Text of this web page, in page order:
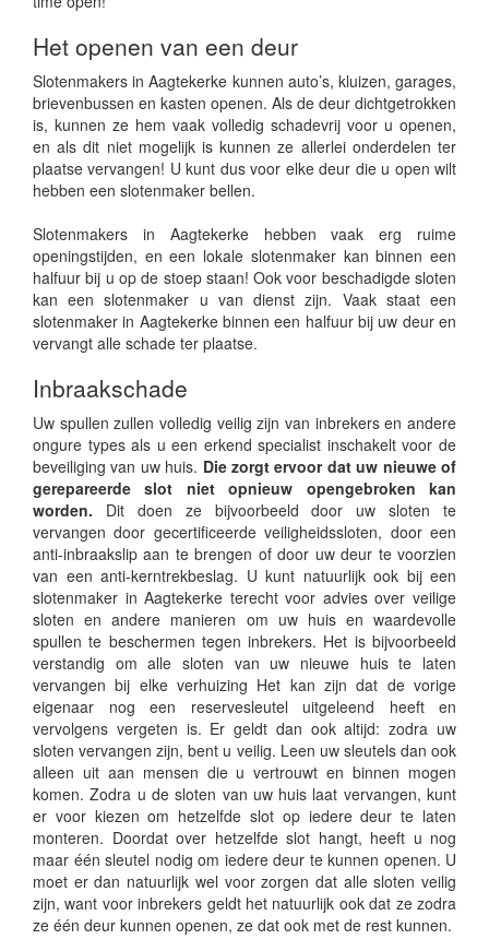
Het openen van een deur
Slotenmakers in Aagtekerke kunnen auto’s, kluizen, garages,
brievenbussen en kasten openen. Als de deur dichtgetrokken
is, kunnen ze hem vaak volledig schadevrij voor u openen,
en als dit niet mogelijk is kunnen ze allerlei onderdelen ter
plaatse vervangen! U kunt dus voor elke deur die u open wilt
hebben een slotenmaker bellen.
Slotenmakers in Aagtekerke hebben vaak erg ruime
openingstijden, en een lokale slotenmaker kan binnen een
halfuur bij u op de stoep staan! Ook voor beschadigde sloten
kan een slotenmaker u van dienst zijn. Vaak staat een
slotenmaker in Aagtekerke binnen een halfuur bij uw deur en
vervangt alle schade ter plaatse.
Inbraakschade
Uw spullen zullen volledig veilig zijn van inbrekers en andere
ongure types als u een erkend specialist inschakelt voor de
beveiliging van uw huis. Die zorgt ervoor dat uw nieuwe of
gerepareerde slot niet opnieuw opengebroken kan
worden. Dit doen ze bijvoorbeeld door uw sloten te
vervangen door gecertificeerde veiligheidssloten, door een
anti-inbraakslip aan te brengen of door uw deur te voorzien
van een anti-kerntrekbeslag. U kunt natuurlijk ook bij een
slotenmaker in Aagtekerke terecht voor advies over veilige
sloten en andere manieren om uw huis en waardevolle
spullen te beschermen tegen inbrekers. Het is bijvoorbeeld
verstandig om alle sloten van uw nieuwe huis te laten
vervangen bij elke verhuizing Het kan zijn dat de vorige
eigenaar nog een reservesleutel uitgeleend heeft en
vervolgens vergeten is. Er geldt dan ook altijd: zodra uw
sloten vervangen zijn, bent u veilig. Leen uw sleutels dan ook
alleen uit aan mensen die u vertrouwt en binnen mogen
komen. Zodra u de sloten van uw huis laat vervangen, kunt
er voor kiezen om hetzelfde slot op iedere deur te laten
monteren. Doordat over hetzelfde slot hangt, heeft u nog
maar één sleutel nodig om iedere deur te kunnen openen. U
moet er dan natuurlijk wel voor zorgen dat alle sloten veilig
zijn, want voor inbrekers geldt het natuurlijk ook dat ze zodra
ze één deur kunnen openen, ze dat ook met de rest kunnen.